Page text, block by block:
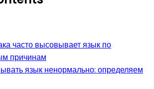
часто высовывает язык по
причинам
язык ненормально: определяем